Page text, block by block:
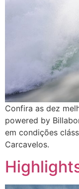
Confira as dez
powered by
em condições
Carcavelos.